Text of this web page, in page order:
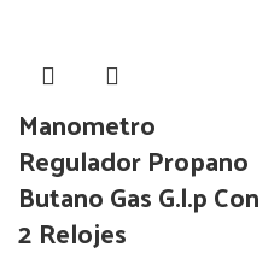
Manometro
Regulador Propano
Butano Gas G.l.p Con
2 Relojes